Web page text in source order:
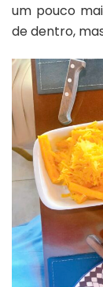
um pouco
de dentro,